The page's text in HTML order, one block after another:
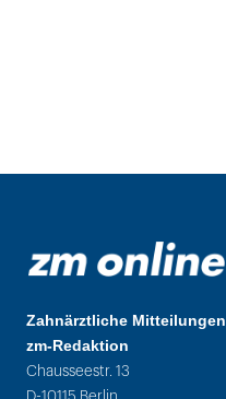
Zahnärztliche Mitteilungen
zm-Redaktion
Chausseestr. 13
D-10115 Berlin